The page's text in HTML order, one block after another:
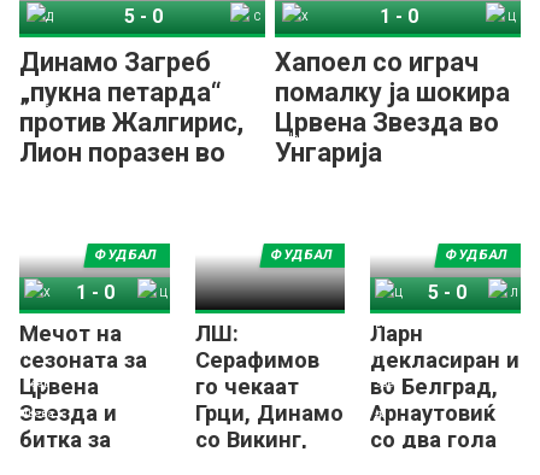
Динамо Загреб
„пукна петарда“
против Жалгирис,
Лион поразен во
5-0
Хапоел со играч
помалку ја шокира
Црвена Звезда во
Унгарија
1-0
Мечот на
сезоната за
Црвена
Звезда и
битка за
ФУДБАЛ
Хапоел Беер Шева
1 - 0
ЛШ:
Серафимов
го чекаат
Грци, Динамо
со Викинг,
ФУДБАЛ
Ларн
декласиран и
во Белград,
Арнаутовиќ
со два гола
ФУДБАЛ
Црвена Звезда
5- 0